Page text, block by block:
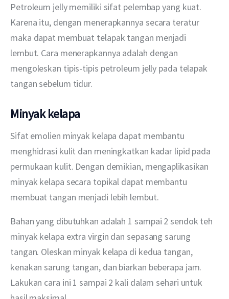
Petroleum jelly memiliki sifat pelembap yang kuat.
Karena itu, dengan menerapkannya secara teratur
maka dapat membuat telapak tangan menjadi
lembut. Cara menerapkannya adalah dengan
mengoleskan tipis-tipis petroleum jelly pada telapak
tangan sebelum tidur.
Minyak kelapa
Sifat emolien minyak kelapa dapat membantu
menghidrasi kulit dan meningkatkan kadar lipid pada
permukaan kulit. Dengan demikian, mengaplikasikan
minyak kelapa secara topikal dapat membantu
membuat tangan menjadi lebih lembut.
Bahan yang dibutuhkan adalah 1 sampai 2 sendok teh
minyak kelapa extra virgin dan sepasang sarung
tangan. Oleskan minyak kelapa di kedua tangan,
kenakan sarung tangan, dan biarkan beberapa jam.
Lakukan cara ini 1 sampai 2 kali dalam sehari untuk